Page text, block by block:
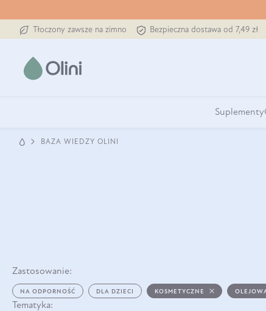
Tłoczony zawsze na zimno Bezpieczna dostawa od 7,49 zł
Suplementy
BAZA WIEDZY OLINI
Zastosowanie:
NA ODPORNOŚĆ DLA DZIECI KOSMETYCZNE
Tematyka: